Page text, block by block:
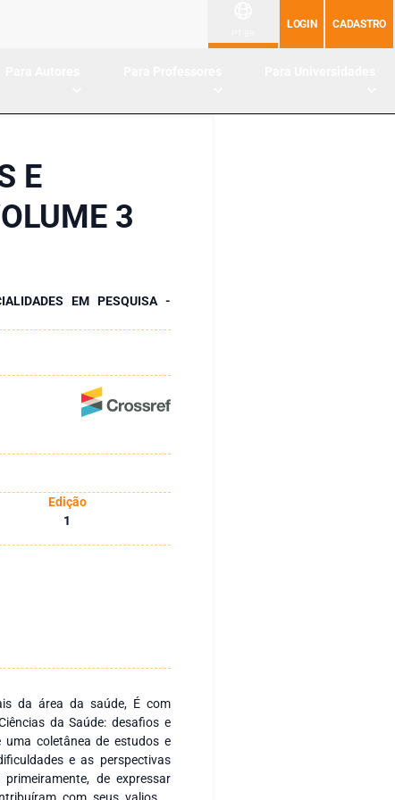
LOGIN CADASTRO
E
3
EM PESQUISA -
Edição
1
área da saúde, É com
da Saúde: desafios e
uma coletânea de estudos e
e as perspectivas
de expressar